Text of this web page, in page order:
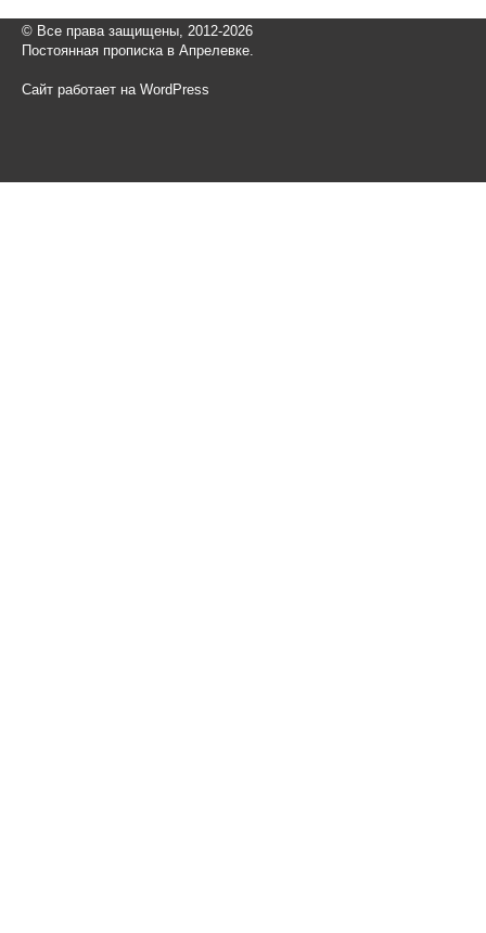
© Все права защищены, 2012-2026
Постоянная прописка в Апрелевке.
Сайт работает на WordPress